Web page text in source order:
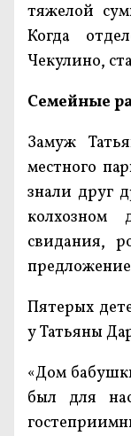
тяжелой
Когда
Чекулино,
Семейные
Замуж
местного
знали друг
свидания,
Пятерых
у Татьяны
«Дом
был для